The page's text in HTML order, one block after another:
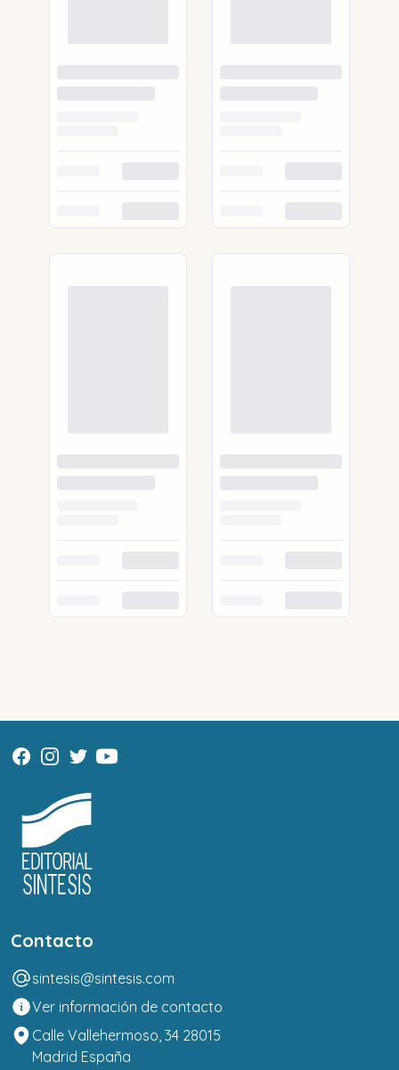
Contacto
sintesis@sintesis.com
Ver información de contacto
Calle Vallehermoso, 34 28015
Madrid España